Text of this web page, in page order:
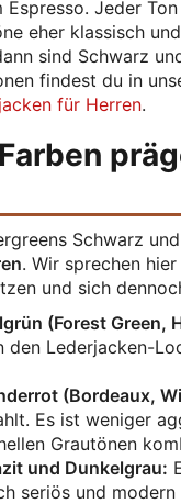
Espresso. Jeder
eher klassisch
sind Schwarz
findest du in
für Herren.
Schwarz
. Wir sprechen
und sich
(Forest Green,
den Lederjacken-
(Bordeaux,
Es ist weniger
Grautönen
und Dunkelgrau:
seriös und